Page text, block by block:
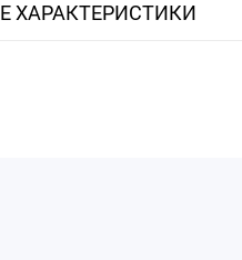
ХАРАКТЕРИСТИКИ